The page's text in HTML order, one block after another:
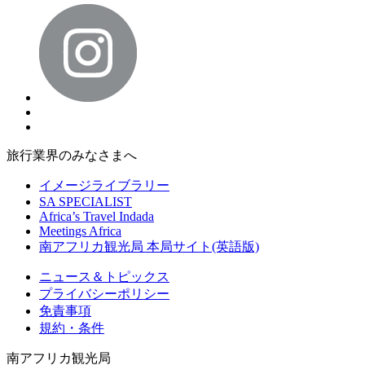
旅行業界のみなさまへ
イメージライブラリー
SA SPECIALIST
Africa’s Travel Indada
Meetings Africa
南アフリカ観光局 本局サイト(英語版)
ニュース＆トピックス
プライバシーポリシー
免責事項
規約・条件
南アフリカ観光局